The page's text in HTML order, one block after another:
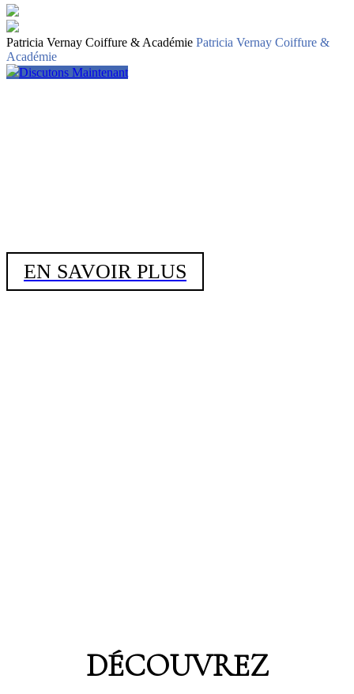
Patricia Vernay Coiffure & Académie Patricia Vernay Coiffure &
Académie
Discutons Maintenant
EN SAVOIR PLUS
DÉCOUVREZ